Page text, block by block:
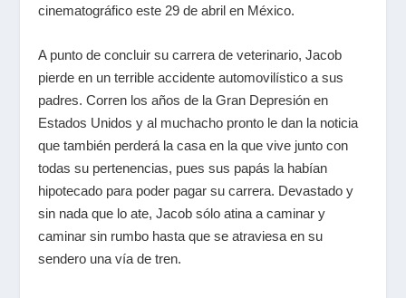
cinematográfico este 29 de abril en México.
A punto de concluir su carrera de veterinario, Jacob
pierde en un terrible accidente automovilístico a sus
padres. Corren los años de la Gran Depresión en
Estados Unidos y al muchacho pronto le dan la noticia
que también perderá la casa en la que vive junto con
todas su pertenencias, pues sus papás la habían
hipotecado para poder pagar su carrera. Devastado y
sin nada que lo ate, Jacob sólo atina a caminar y
caminar sin rumbo hasta que se atraviesa en su
sendero una vía de tren.